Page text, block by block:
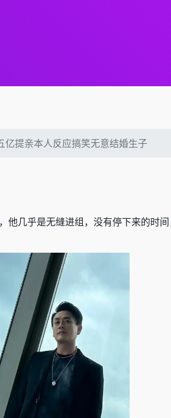
亿提亲本人反应搞笑无意结婚生子
几乎是无缝进组，没有停下来的时间